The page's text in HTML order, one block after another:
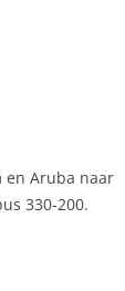
en Aruba naar
330-200.